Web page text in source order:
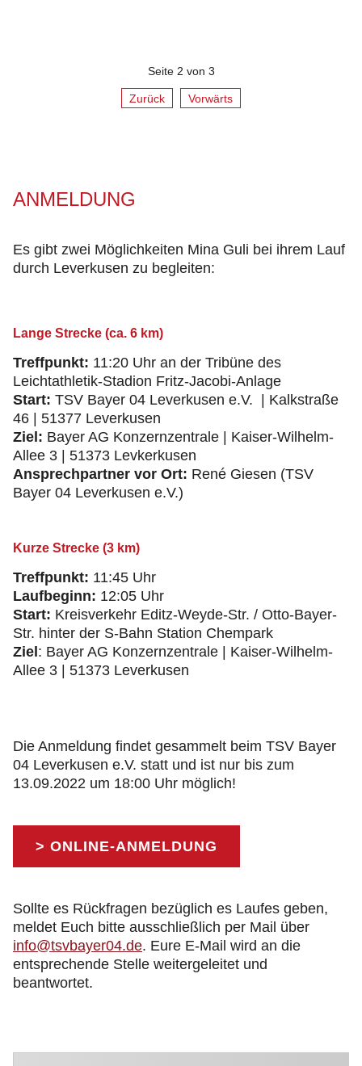
Seite 2 von 3
Zurück Vorwärts
ANMELDUNG
Es gibt zwei Möglichkeiten Mina Guli bei ihrem Lauf
durch Leverkusen zu begleiten:
Lange Strecke (ca. 6 km)
Treffpunkt: 11:20 Uhr an der Tribüne des
Leichtathletik-Stadion Fritz-Jacobi-Anlage
Start: TSV Bayer 04 Leverkusen e.V. | Kalkstraße
46 | 51377 Leverkusen
Ziel: Bayer AG Konzernzentrale | Kaiser-Wilhelm-
Allee 3 | 51373 Levkerkusen
Ansprechpartner vor Ort: René Giesen (TSV
Bayer 04 Leverkusen e.V.)
Kurze Strecke (3 km)
Treffpunkt: 11:45 Uhr
Laufbeginn: 12:05 Uhr
Start: Kreisverkehr Editz-Weyde-Str. / Otto-Bayer-
Str. hinter der S-Bahn Station Chempark
Ziel : Bayer AG Konzernzentrale | Kaiser-Wilhelm-
Allee 3 | 51373 Leverkusen
Die Anmeldung findet gesammelt beim TSV Bayer
04 Leverkusen e.V. statt und ist nur bis zum
13.09.2022 um 18:00 Uhr möglich!
> ONLINE-ANMELDUNG
Sollte es Rückfragen bezüglich es Laufes geben,
meldet Euch bitte ausschließlich per Mail über
info@tsvbayer04.de. Eure E-Mail wird an die
entsprechende Stelle weitergeleitet und
beantwortet.